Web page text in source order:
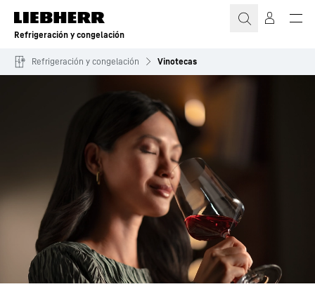
Refrigeración y congelación
Refrigeración y congelación Vinotecas